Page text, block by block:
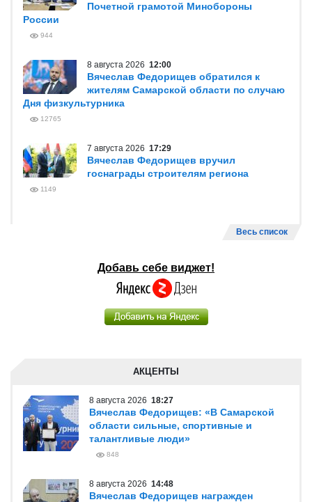
Почетной грамотой Минобороны
России
944
8 августа 2026 12:00
Вячеслав Федорищев обратился к
жителям Самарской области по случаю
Дня физкультурника
12765
7 августа 2026 17:29
Вячеслав Федорищев вручил
госнаграды строителям региона
1149
Весь список
Добавь себе виджет!
АКЦЕНТЫ
8 августа 2026 18:27
Вячеслав Федорищев: «В Самарской
области сильные, спортивные и
талантливые люди»
848
8 августа 2026 14:48
Вячеслав Федорищев награжден